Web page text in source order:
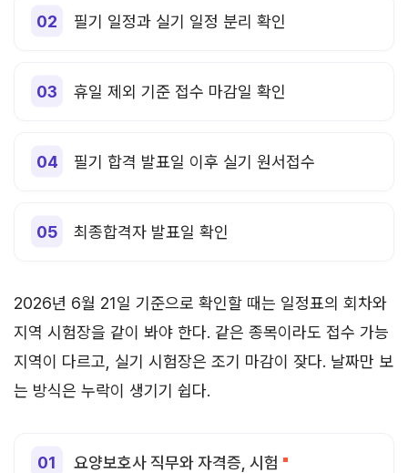
필기 일정과 실기 일정 분리 확인
휴일 제외 기준 접수 마감일 확인
필기 합격 발표일 이후 실기 원서접수
최종합격자 발표일 확인
2026년 6월 21일 기준으로 확인할 때는 일정표의 회차와
지역 시험장을 같이 봐야 한다. 같은 종목이라도 접수 가능
지역이 다르고, 실기 시험장은 조기 마감이 잦다. 날짜만 보
는 방식은 누락이 생기기 쉽다.
요양보호사 직무와 자격증, 시험